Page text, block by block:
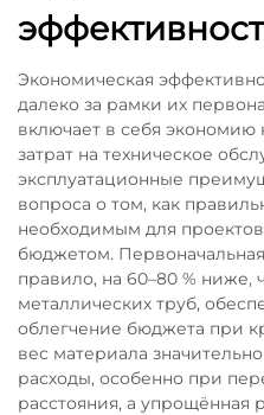
Экономическая
далеко за рамки их
включает в себя
затрат на техническое
эксплуатационные
вопроса о том, как
необходимым для
бюджетом.
правило, на 60–80 % ниже,
металлических труб,
облегчение бюджета при
вес материала
расходы, особенно при
расстояния, а упрощённая